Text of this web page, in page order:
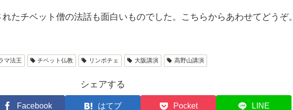
たチベット僧の法話も面白いものでした。こちらからあわせてどうぞ。
マ法王 チベット仏教 リンポチェ 大阪講演 高野山講演
シェアする
Facebook はてブ Pocket LINE